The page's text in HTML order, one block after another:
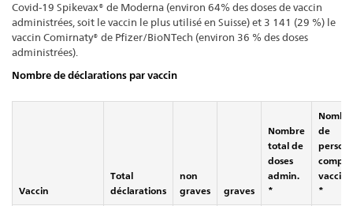
Covid-19 Spikevax® de Moderna (environ 64% des doses de vaccin
administrées, soit le vaccin le plus utilisé en Suisse) et 3 141 (29 %) le
vaccin Comirnaty® de Pfizer/BioNTech (environ 36 % des doses
administrées).
Nombre de déclarations par vaccin
Vaccin
Total
déclarations
non
graves
graves
Nombre
total de
doses
admin.
*
de
compl.
*